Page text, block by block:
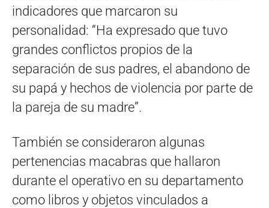
indicadores que marcaron su
personalidad: “Ha expresado que tuvo
grandes conflictos propios de la
separación de sus padres, el abandono de
su papá y hechos de violencia por parte de
la pareja de su madre”.
También se consideraron algunas
pertenencias macabras que hallaron
durante el operativo en su departamento
como libros y objetos vinculados a